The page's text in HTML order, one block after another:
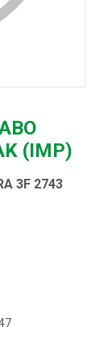
(IMP)
3F 2743